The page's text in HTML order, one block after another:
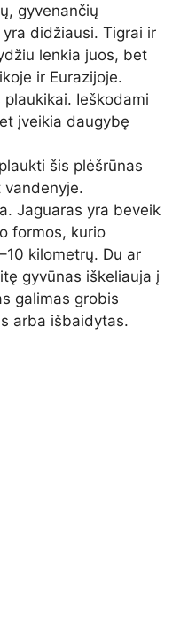
gyvenančių
didžiausi. Tigrai ir
lenkia juos, bet
ir Eurazijoje.
Ieškodami
įveikia daugybę
šis plėšrūnas
vandenyje.
Jaguaras yra beveik
formos, kurio
kilometrų. Du ar
gyvūnas iškeliauja į
galimas grobis
arba išbaidytas.